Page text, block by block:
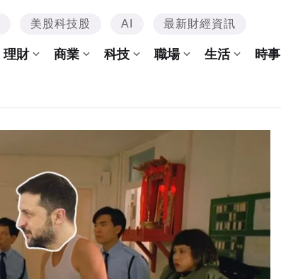
美股科技股 AI 最新財經資訊
理財 商業 科技 職場 生活 時事